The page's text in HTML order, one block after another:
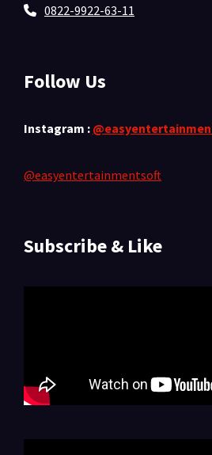
0822-9922-63-11
Follow Us
Instagram :
@easyentertainmentsoft
Subscribe & Like